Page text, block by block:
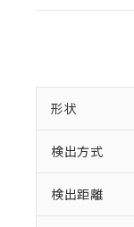
形状
検出方式
検出距離